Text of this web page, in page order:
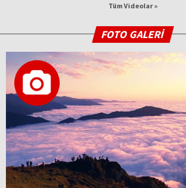
Tüm Videolar »
FOTO GALERİ